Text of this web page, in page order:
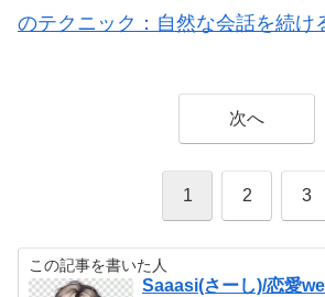
のテクニック：自然な会話を続け
次へ
1 2 3
この記事を書いた人
Saaasi(さーし)/恋愛